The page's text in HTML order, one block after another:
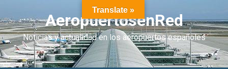
AeropuertosenRed
Noticias y actualidad en los aeropuertos españoles
Translate »